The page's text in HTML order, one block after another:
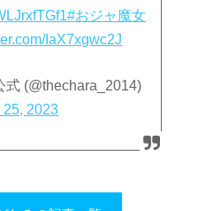
#おジャ魔女
IaX7xgwc2J
(@thechara_2014)
25, 2023